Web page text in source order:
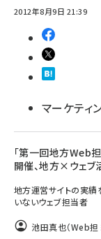
2012年8月9日 21:39
マーケティ
「第一回地方Web
開催、地方×ウェブ
地方運営サイトの実
いないウェブ担当者
池田真也（Web担